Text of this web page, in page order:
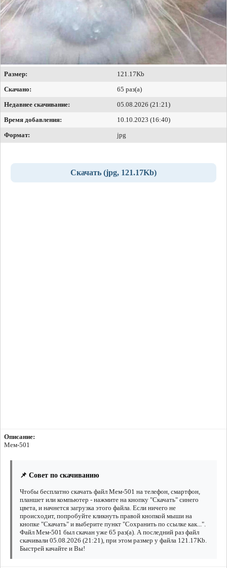
Размер:
121.17Kb
Скачано:
65 раз(а)
Недавнее скачивание:
05.08.2026 (21:21)
Время добавления:
10.10.2023 (16:40)
Формат:
jpg
Скачать (jpg, 121.17Kb)
Описание:
Мем-501
📌 Совет по скачиванию
Чтобы бесплатно скачать файл Мем-501 на телефон, смартфон,
планшет или компьютер - нажмите на кнопку "Скачать" синего
цвета, и начнется загрузка этого файла. Если ничего не
происходит, попробуйте кликнуть правой кнопкой мыши на
кнопке "Скачать" и выберите пункт "Сохранить по ссылке как...".
Файл Мем-501 был скачан уже 65 раз(а). А последний раз файл
скачивали 05.08.2026 (21:21), при этом размер у файла 121.17Kb.
Быстрей качайте и Вы!